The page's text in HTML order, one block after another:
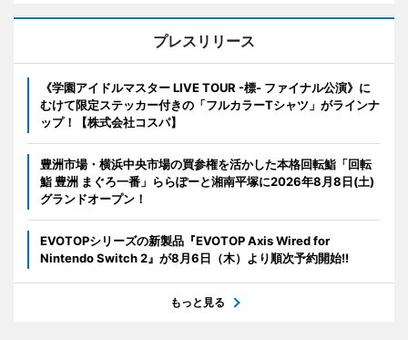
プレスリリース
《学園アイドルマスター LIVE TOUR -標- ファイナル公演》に
むけて限定ステッカー付きの「フルカラーTシャツ」がラインナ
ップ！【株式会社コスパ】
豊洲市場・横浜中央市場の買参権を活かした本格回転鮨「回転
鮨 豊洲 まぐろ一番」ららぽーと湘南平塚に2026年8月8日(土)
グランドオープン！
EVOTOPシリーズの新製品『EVOTOP Axis Wired for
Nintendo Switch 2』が8月6日（木）より順次予約開始!!
もっと見る